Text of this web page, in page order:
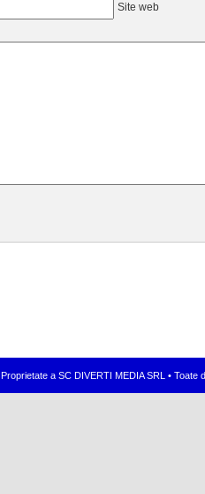
Site web
a SC DIVERTI MEDIA SRL •